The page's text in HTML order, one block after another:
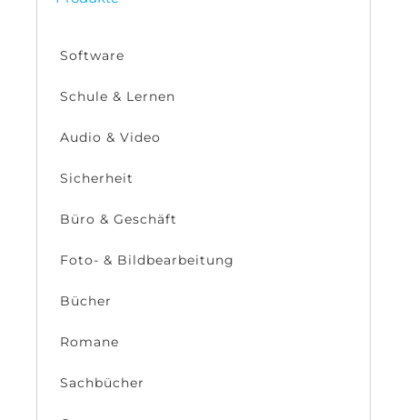
Software
Schule & Lernen
Audio & Video
Sicherheit
Büro & Geschäft
Foto- & Bildbearbeitung
Bücher
Romane
Sachbücher